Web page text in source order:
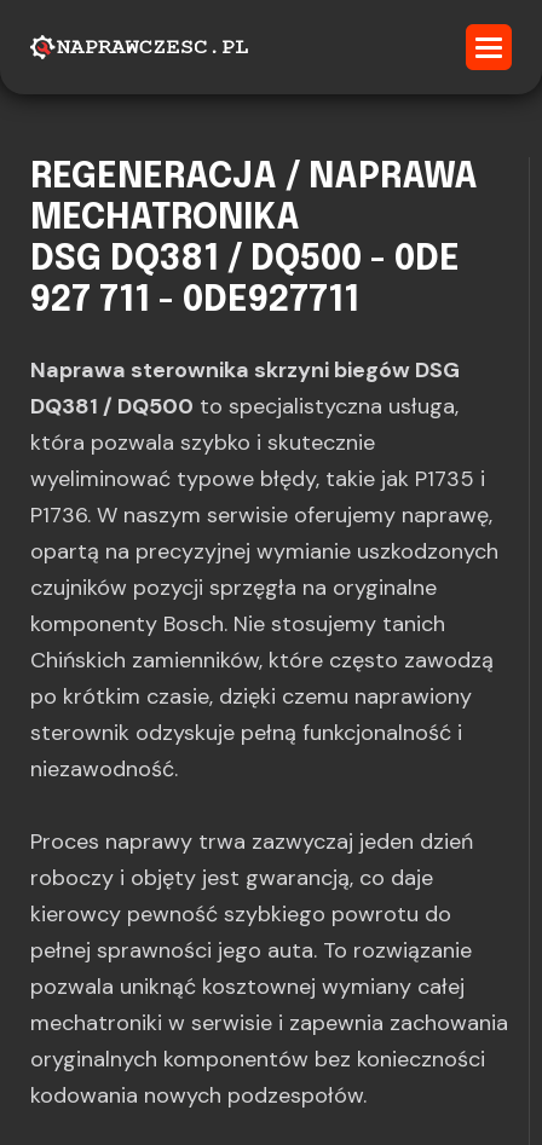
REGENERACJA / NAPRAWA
MECHATRONIKA
DSG DQ381 / DQ500 - 0DE
927 711 - 0DE927711
Naprawa sterownika skrzyni biegów DSG
DQ381 / DQ500 to specjalistyczna usługa,
która pozwala szybko i skutecznie
wyeliminować typowe błędy, takie jak P1735 i
P1736. W naszym serwisie oferujemy naprawę,
opartą na precyzyjnej wymianie uszkodzonych
czujników pozycji sprzęgła na oryginalne
komponenty Bosch. Nie stosujemy tanich
Chińskich zamienników, które często zawodzą
po krótkim czasie, dzięki czemu naprawiony
sterownik odzyskuje pełną funkcjonalność i
niezawodność.
Proces naprawy trwa zazwyczaj jeden dzień
roboczy i objęty jest gwarancją, co daje
kierowcy pewność szybkiego powrotu do
pełnej sprawności jego auta. To rozwiązanie
pozwala uniknąć kosztownej wymiany całej
mechatroniki w serwisie i zapewnia zachowania
oryginalnych komponentów bez konieczności
kodowania nowych podzespołów.